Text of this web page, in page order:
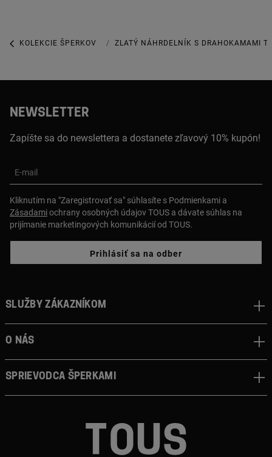
KOLEKCIE ŠPERKOV KOLEKCIA 18KT GOLD & DIAMONDS
ZLATÝ NÁHRDELNÍK S DRAHOKAMAMI
NEWSLETTER
Zapíšte sa do newslettera a dostanete zľavový 10% kupón!
E-mail
Kliknutím na "Zaregistrovať sa" súhlasíte s Podmienkami a
Zásadamiochrany osobných údajov TOUS a dávate súhlas na
prijímanie marketingových komunikácií od TOUS.
Prihlásiť sa na odber
Služby zákazníkom
O nás
Sprievodca šperkami